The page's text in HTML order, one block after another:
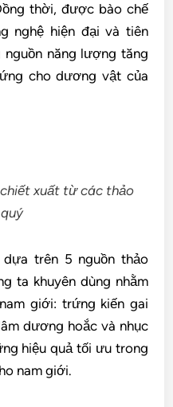
thời, được bào chế
nghệ hiện đại và tiên
năng lượng tăng
cho dương vật của
xuất từ các thảo
trên 5 nguồn thảo
ta khuyên dùng nhằm
giới: trứng kiến gai
dương hoắc và nhục
hiệu quả tối ưu trong
nam giới.